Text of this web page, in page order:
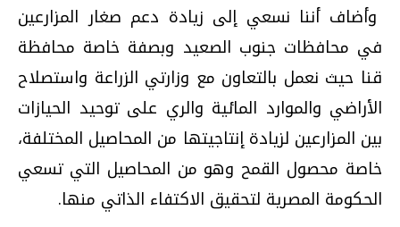
وأضاف أننا نسعي إلى زيادة دعم صغار المزارعين
في محافظات جنوب الصعيد وبصفة خاصة محافظة
قنا حيث نعمل بالتعاون مع وزارتي الزراعة واستصلاح
الأراضي والموارد المائية والري على توحيد الحيازات
بين المزارعين لزيادة إنتاجيتها من المحاصيل المختلفة،
خاصة محصول القمح وهو من المحاصيل التي تسعي
الحكومة المصرية لتحقيق الاكتفاء الذاتي منها.